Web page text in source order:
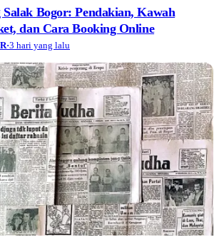
Bogor: Pendakian, Kawah
dan Cara Booking Online
·3 hari yang lalu